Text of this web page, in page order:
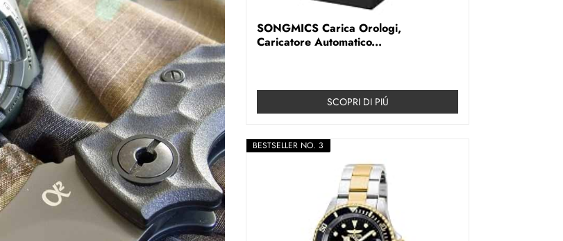
SONGMICS Carica Orologi,
Caricatore Automatico...
SCOPRI DI PIÚ
BESTSELLER NO. 3